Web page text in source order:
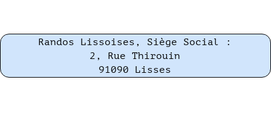
Randos Lissoises, Siège Social :
2, Rue Thirouin
91090 Lisses